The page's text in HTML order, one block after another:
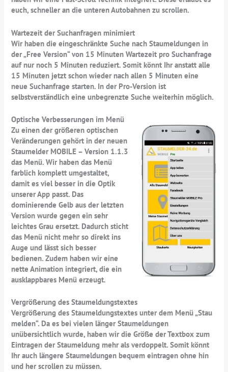
euch, schneller an die unteren Autobahnen zu scrollen.
Wartezeit der Suchanfragen minimiert
Wir haben die eingeschränkte Suche nach Staumeldungen in
der „Free Version“ von 15 Minuten Wartezeit pro Suchanfrage
auf nur noch 5 Minuten reduziert. Somit könnt Ihr anstatt alle
15 Minuten jetzt schon wieder nach allen 5 Minuten eine
neue Suchanfrage starten. In der Pro-Version ist
selbstverständlich eine unbegrenzte Suche weiterhin möglich.
Optische Verbesserungen im Menü
Zu einen der größeren optischen
Veränderungen gehört in der neuen
Staumelder MOBILE – Version 1.1.3
das Menü. Wir haben das Menü
farblich komplett umgestaltet,
damit es viel besser in die Optik
unserer App passt. Das
dominierende Gelb aus der letzten
Version wurde gegen ein sehr
leichtes Grau ersetzt. Dadurch sticht
das Menü nicht mehr so direkt ins
Auge und lässt sich besser
bedienen. Zudem haben wir eine
nette Animation integriert, die ein
ausklappbares Menü erzeugt.
Vergrößerung des Staumeldungstextes
Vergrößerung des Staumeldungstextes unter dem Menü „Stau
melden“. Da es bei vielen länger Staumeldungen
unübersichtlich wurde, haben wir die Größe der Textbox zum
Eintragen der Staumeldung mehr als verdoppelt. Somit könnt
Ihr auch längere Staumeldungen bequem eintragen ohne hin
und her scrollen zu müssen.